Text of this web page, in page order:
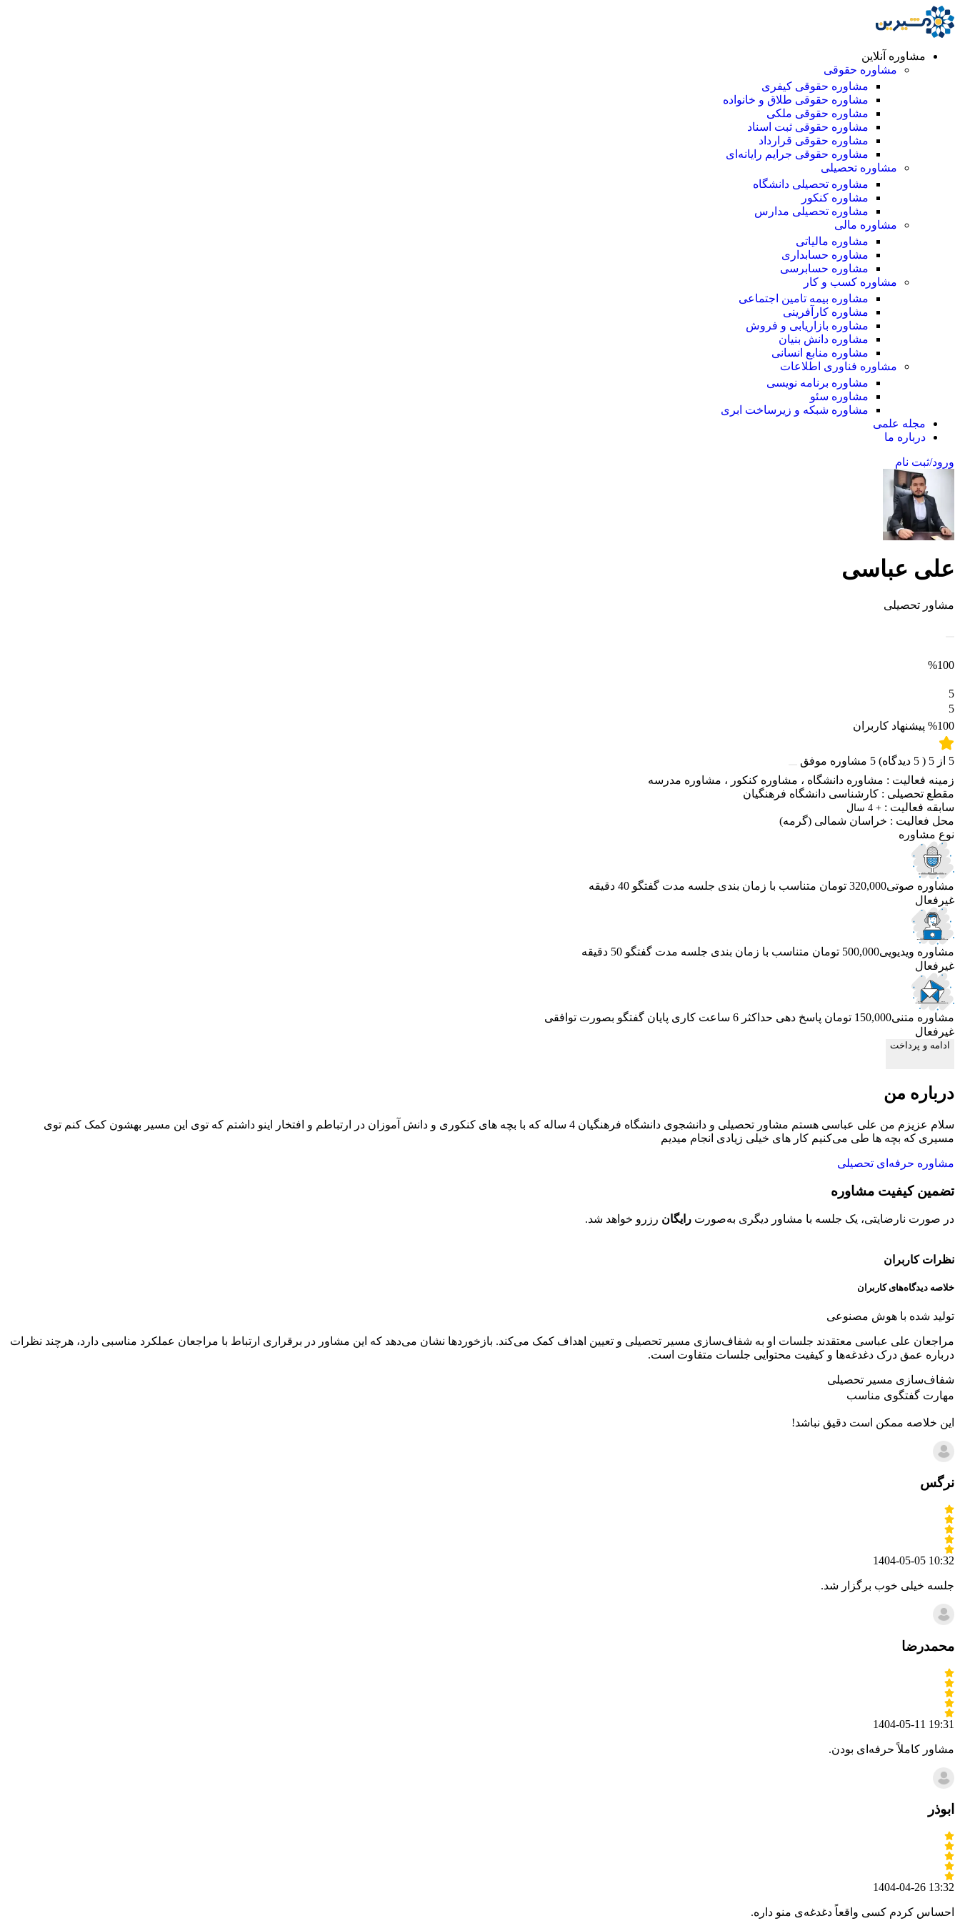
مشاوره آنلاین
مشاوره حقوقی
مشاوره حقوقی کیفری
مشاوره حقوقی طلاق و خانواده
مشاوره حقوقی ملکی
مشاوره حقوقی ثبت اسناد
مشاوره حقوقی قرارداد
مشاوره حقوقی جرایم رایانه‌ای
مشاوره تحصیلی
مشاوره تحصیلی دانشگاه
مشاوره کنکور
مشاوره تحصیلی مدارس
مشاوره مالی
مشاوره مالیاتی
مشاوره حسابداری
مشاوره حسابرسی
مشاوره کسب و کار
مشاوره بیمه تامین اجتماعی
مشاوره کارآفرینی
مشاوره بازاریابی و فروش
مشاوره دانش بنیان
مشاوره منابع انسانی
مشاوره فناوری اطلاعات
مشاوره برنامه نویسی
مشاوره سئو
مشاوره شبکه و زیرساخت ابری
مجله علمی
درباره ما
ورود/ثبت نام
علی عباسی
مشاور تحصیلی
%100
5
5
%100 پیشنهاد کاربران
5 از 5
(
5 دیدگاه) 5 مشاوره موفق
زمینه فعالیت : مشاوره دانشگاه ، مشاوره کنکور ، مشاوره مدرسه
مقطع تحصیلی : کارشناسی دانشگاه فرهنگیان
سابقه فعالیت : + 4 سال
محل فعالیت : خراسان شمالی (گرمه)
نوع مشاوره
مشاوره صوتی320,000 تومان متناسب با زمان بندی جلسه مدت گفتگو 40 دقیقه
غیرفعال
مشاوره ویدیویی500,000 تومان متناسب با زمان بندی جلسه مدت گفتگو 50 دقیقه
غیرفعال
مشاوره متنی150,000 تومان پاسخ دهی حداکثر 6 ساعت کاری
پایان گفتگو بصورت توافقی
غیرفعال
ادامه و پرداخت
درباره من
سلام عزیزم من علی عباسی هستم مشاور تحصیلی و دانشجوی دانشگاه فرهنگیان 4 ساله که با بچه های کنکوری و دانش آموزان در ارتباطم و افتخار اینو داشتم که توی این مسیر بهشون کمک کنم توی
مسیری که بچه ها طی می‌کنیم کار های خیلی زیادی انجام میدیم
مشاوره حرفه‌ای تحصیلی
تضمین کیفیت مشاوره
در صورت نارضایتی، یک جلسه با مشاور دیگری به‌صورت رایگان رزرو خواهد شد.
نظرات کاربران
خلاصه دیدگاه‌های کاربران
تولید شده با هوش مصنوعی
مراجعان علی عباسی معتقدند جلسات او به شفاف‌سازی مسیر تحصیلی و تعیین اهداف کمک می‌کند. بازخوردها نشان می‌دهد که این مشاور در برقراری ارتباط با مراجعان عملکرد مناسبی دارد، هرچند نظرات
درباره عمق درک دغدغه‌ها و کیفیت محتوایی جلسات متفاوت است.
شفاف‌سازی مسیر تحصیلی
مهارت گفتگوی مناسب
این خلاصه ممکن است دقیق نباشد!
نرگس
1404-05-05 10:32
جلسه خیلی خوب برگزار شد.
محمدرضا
1404-05-11 19:31
مشاور کاملاً حرفه‌ای بودن.
ابوذر
1404-04-26 13:32
احساس کردم کسی واقعاً دغدغه‌ی منو داره.